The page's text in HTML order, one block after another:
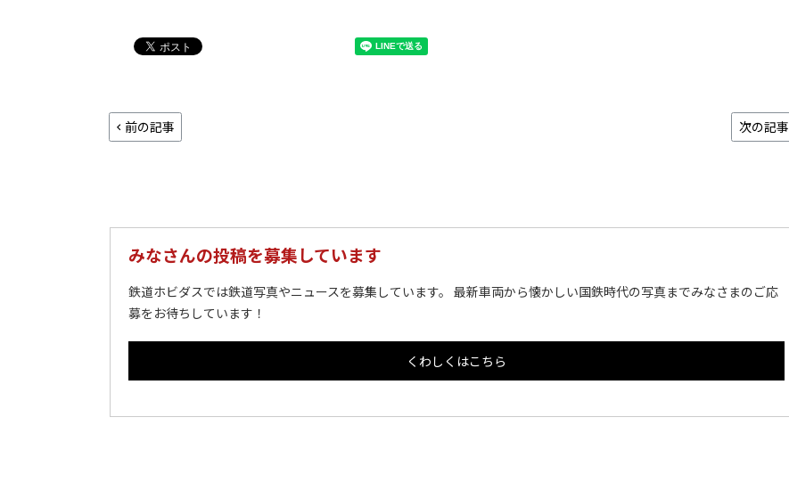
前の記事 次の記事
みなさんの投稿を募集しています
鉄道ホビダスでは鉄道写真やニュースを募集しています。 最新車両から懐かしい国鉄時代の写真までみなさまのご応
募をお待ちしています！
くわしくはこちら